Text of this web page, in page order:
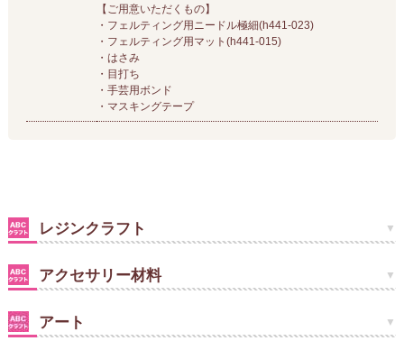
【ご用意いただくもの】
・フェルティング用ニードル極細(h441-023)
・フェルティング用マット(h441-015)
・はさみ
・目打ち
・手芸用ボンド
・マスキングテープ
レジンクラフト
アクセサリー材料
アート